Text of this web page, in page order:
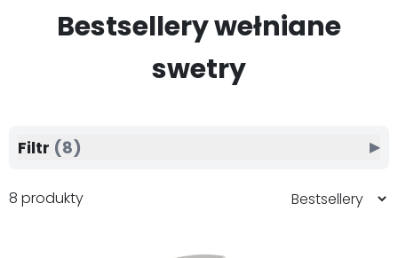
Bestsellery wełniane
swetry
8 produkty
Filtr (8) ▶
Wyszukaj